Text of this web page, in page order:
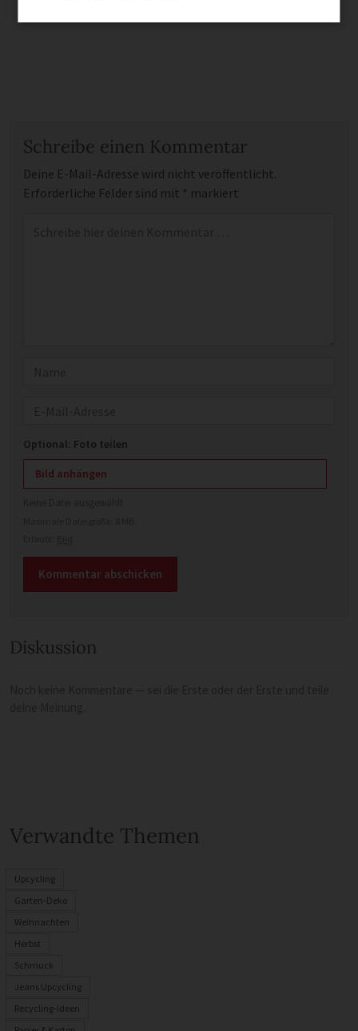
Schreibe einen Kommentar
Deine E-Mail-Adresse wird nicht veröffentlicht.
Erforderliche Felder sind mit * markiert
Optional: Foto teilen
Bild anhängen
Diskussion
Verwandte Themen
Upcycling
Garten-Deko
Weihnachten
Herbst
Schmuck
Jeans Upcycling
Recycling-Ideen